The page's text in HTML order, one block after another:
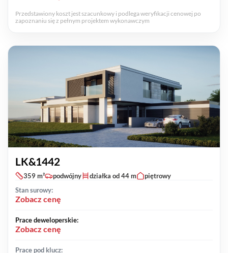
Przedstawiony koszt jest szacunkowy i podlega weryfikacji cenowej po
zapoznaniu się z pełnym projektem wykonawczym
LK&1442
359 m² podwójny działka od 44 m
piętrowy
Stan surowy:
Zobacz cenę
Prace deweloperskie:
Zobacz cenę
Prace pod klucz: